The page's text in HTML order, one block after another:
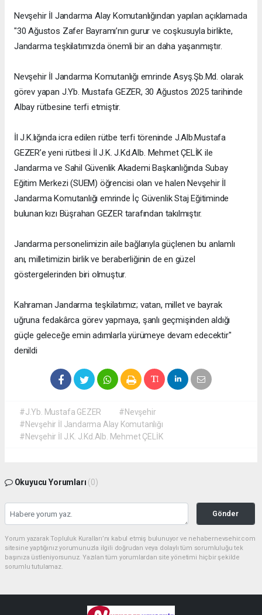
Nevşehir İl Jandarma Alay Komutanlığından yapılan açıklamada
"30 Ağustos Zafer Bayramı’nın gurur ve coşkusuyla birlikte,
Jandarma teşkilatımızda önemli bir an daha yaşanmıştır.
Nevşehir İl Jandarma Komutanlığı emrinde Asyş.Şb.Md. olarak
görev yapan J.Yb. Mustafa GEZER, 30 Ağustos 2025 tarihinde
Albay rütbesine terfi etmiştir.
İl J.K.lığında icra edilen rütbe terfi töreninde J.Alb.Mustafa
GEZER’e yeni rütbesi İl J.K. J.Kd.Alb. Mehmet ÇELİK ile
Jandarma ve Sahil Güvenlik Akademi Başkanlığında Subay
Eğitim Merkezi (SUEM) öğrencisi olan ve halen Nevşehir İl
Jandarma Komutanlığı emrinde İç Güvenlik Staj Eğitiminde
bulunan kızı Büşrahan GEZER tarafından takılmıştır.
Jandarma personelimizin aile bağlarıyla güçlenen bu anlamlı
anı, milletimizin birlik ve beraberliğinin de en güzel
göstergelerinden biri olmuştur.
Kahraman Jandarma teşkilatımız; vatan, millet ve bayrak
uğruna fedakârca görev yapmaya, şanlı geçmişinden aldığı
güçle geleceğe emin adımlarla yürümeye devam edecektir"
denildi
#J.Yb. Mustafa GEZER
#Nevşehir
#Nevşehir İl Jandarma Alay Komutanlığı
#Nevşehir İl J.K. J.Kd.Alb. Mehmet ÇELİK
Okuyucu Yorumları (0)
Gönder
Yorum yazarak Topluluk Kuralları’nı kabul etmiş bulunuyor ve nehabernevsehir.com
sitesine yaptığınız yorumunuzla ilgili doğrudan veya dolaylı tüm sorumluluğu tek
başınıza üstleniyorsunuz. Yazılan tüm yorumlardan site yönetimi hiçbir şekilde
sorumlu tutulamaz.